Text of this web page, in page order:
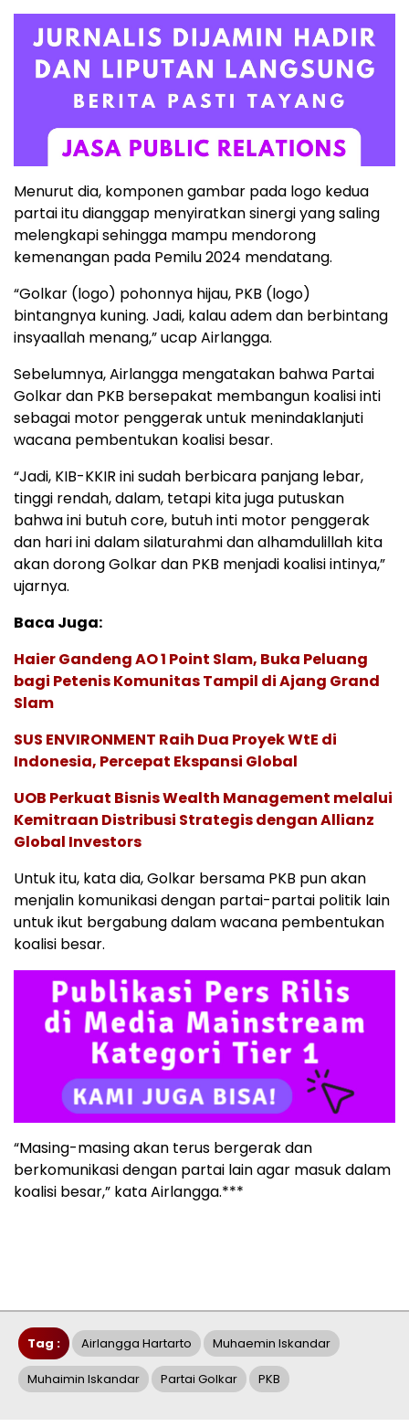
Menurut dia, komponen gambar pada logo kedua
partai itu dianggap menyiratkan sinergi yang saling
melengkapi sehingga mampu mendorong
kemenangan pada Pemilu 2024 mendatang.
“Golkar (logo) pohonnya hijau, PKB (logo)
bintangnya kuning. Jadi, kalau adem dan berbintang
insyaallah menang,” ucap Airlangga.
Sebelumnya, Airlangga mengatakan bahwa Partai
Golkar dan PKB bersepakat membangun koalisi inti
sebagai motor penggerak untuk menindaklanjuti
wacana pembentukan koalisi besar.
“Jadi, KIB-KKIR ini sudah berbicara panjang lebar,
tinggi rendah, dalam, tetapi kita juga putuskan
bahwa ini butuh core, butuh inti motor penggerak
dan hari ini dalam silaturahmi dan alhamdulillah kita
akan dorong Golkar dan PKB menjadi koalisi intinya,”
ujarnya.
Baca Juga:
Haier Gandeng AO 1 Point Slam, Buka Peluang
bagi Petenis Komunitas Tampil di Ajang Grand
Slam
SUS ENVIRONMENT Raih Dua Proyek WtE di
Indonesia, Percepat Ekspansi Global
UOB Perkuat Bisnis Wealth Management melalui
Kemitraan Distribusi Strategis dengan Allianz
Global Investors
Untuk itu, kata dia, Golkar bersama PKB pun akan
menjalin komunikasi dengan partai-partai politik lain
untuk ikut bergabung dalam wacana pembentukan
koalisi besar.
“Masing-masing akan terus bergerak dan
berkomunikasi dengan partai lain agar masuk dalam
koalisi besar,” kata Airlangga.***
Tag : Airlangga Hartarto Muhaemin Iskandar
Muhaimin Iskandar Partai Golkar PKB